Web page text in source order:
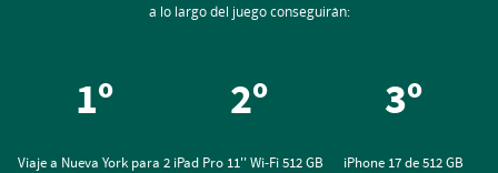
a lo largo del juego conseguirán:
1º
Viaje a Nueva York para 2
2º
iPad Pro 11'' Wi-Fi 512 GB
3º
iPhone 17 de 512 GB